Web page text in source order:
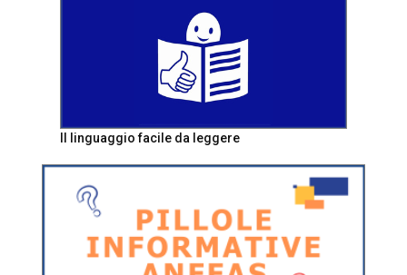
Il linguaggio facile da leggere